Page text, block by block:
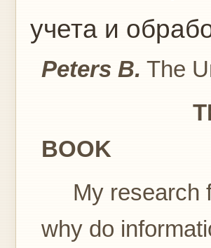
учета и
Peters B. The
THE
BOOK
My research
why do